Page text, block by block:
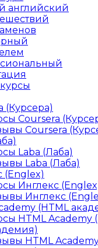
английский
(Курсера)
Coursera
Coursera
Laba (Лаба)
Laba (Лаба)
(Englex)
Инглекс
Инглекс
(HTML
HTML Academy
HTML